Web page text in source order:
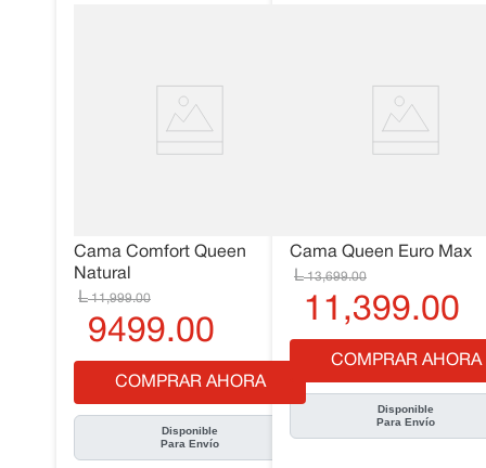
Cama Comfort Queen
Natural
11,999.00
9499.00
COMPRAR AHORA
Disponible
Para Envío
Cama Queen Euro Max
13,699.00
11 ,399.00
COMPRAR AHORA
Disponible
Para Envío